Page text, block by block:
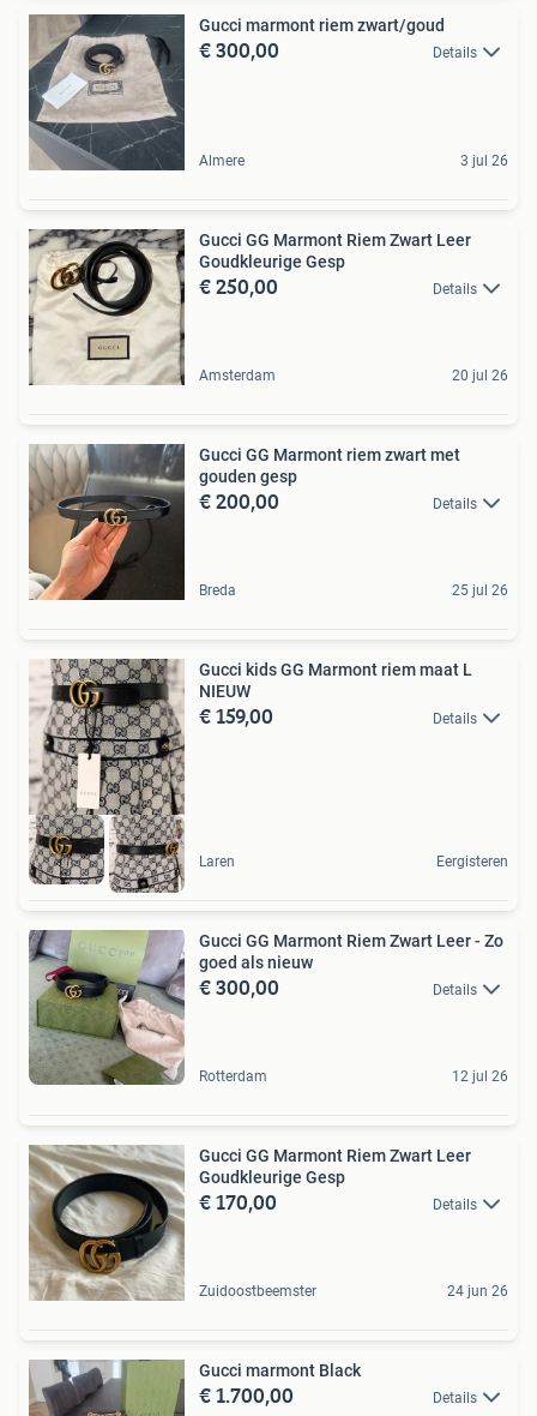
Gucci marmont riem zwart/goud
€ 300,00 Details
Almere 3 jul 26
Gucci GG Marmont Riem Zwart Leer
Goudkleurige Gesp
€ 250,00 Details
Amsterdam 20 jul 26
Gucci GG Marmont riem zwart met
gouden gesp
€ 200,00 Details
Breda 25 jul 26
Gucci kids GG Marmont riem maat L
NIEUW
€ 159,00 Details
Laren Eergisteren
Gucci GG Marmont Riem Zwart Leer - Zo
goed als nieuw
€ 300,00 Details
Rotterdam 12 jul 26
Gucci GG Marmont Riem Zwart Leer
Goudkleurige Gesp
€ 170,00 Details
Zuidoostbeemster 24 jun 26
Gucci marmont Black
€ 1.700,00 Details